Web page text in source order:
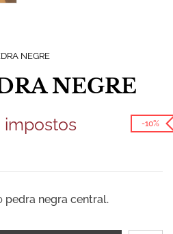
NEGRE
NEGRE
impostos
-10%
pedra negra central.